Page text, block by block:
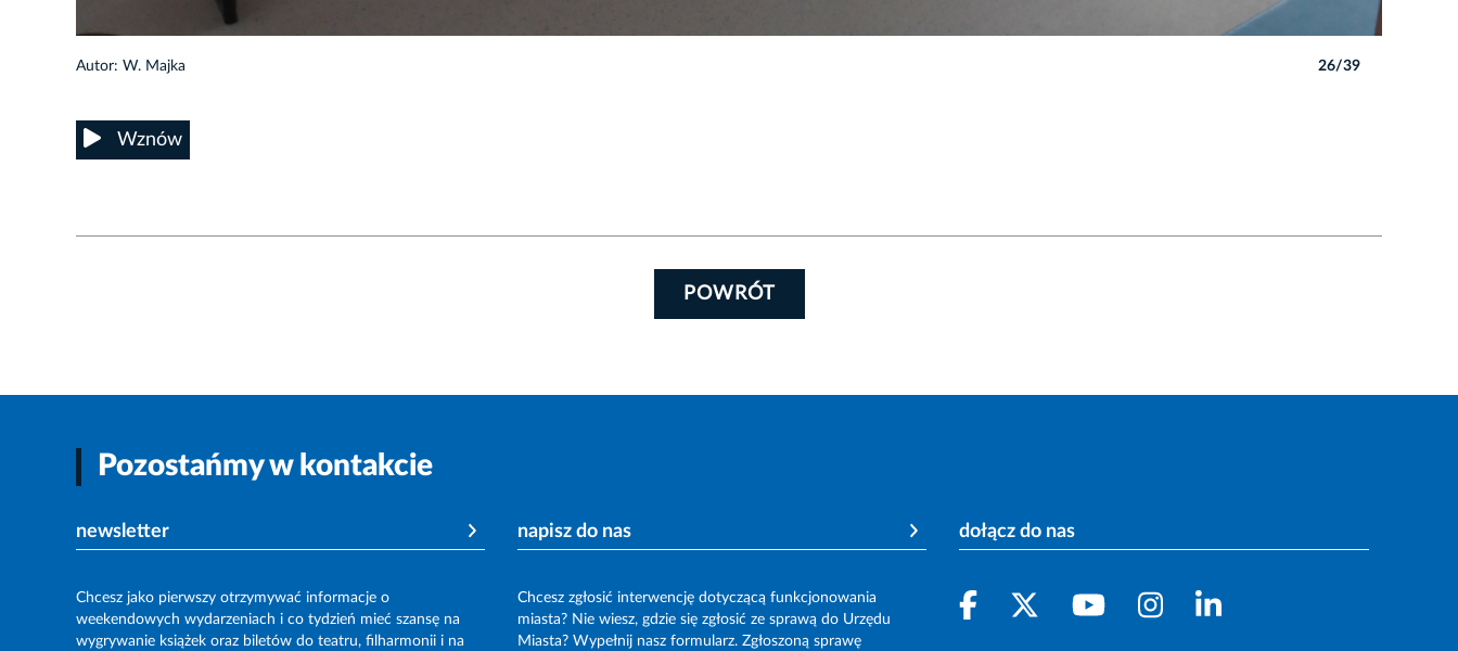
Autor: W. Majka 26/39
Wznów
POWRÓT
Pozostańmy w kontakcie
newsletter
Chcesz jako pierwszy otrzymywać informacje o
weekendowych wydarzeniach i co tydzień mieć szansę na
wygrywanie książek oraz biletów do teatru, filharmonii i na
napisz do nas
Chcesz zgłosić interwencję dotyczącą funkcjonowania
miasta? Nie wiesz, gdzie się zgłosić ze sprawą do Urzędu
Miasta? Wypełnij nasz formularz. Zgłoszoną sprawę
dołącz do nas